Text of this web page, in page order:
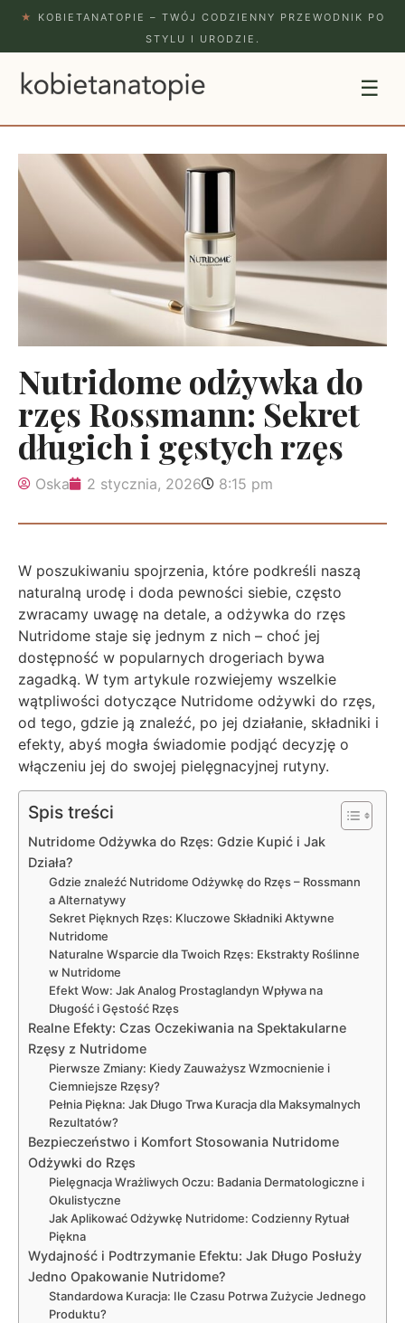
★
KOBIETANATOPIE – TWÓJ CODZIENNY PRZEWODNIK PO
STYLU I URODZIE.
☰
Nutridome odżywka do
rzęs Rossmann: Sekret
długich i gęstych rzęs
Oska 2 stycznia, 2026 8:15 pm
W poszukiwaniu spojrzenia, które podkreśli naszą
naturalną urodę i doda pewności siebie, często
zwracamy uwagę na detale, a odżywka do rzęs
Nutridome staje się jednym z nich – choć jej
dostępność w popularnych drogeriach bywa
zagadką. W tym artykule rozwiejemy wszelkie
wątpliwości dotyczące Nutridome odżywki do rzęs,
od tego, gdzie ją znaleźć, po jej działanie, składniki i
efekty, abyś mogła świadomie podjąć decyzję o
włączeniu jej do swojej pielęgnacyjnej rutyny.
Spis treści
Nutridome Odżywka do Rzęs: Gdzie Kupić i Jak
Działa?
Gdzie znaleźć Nutridome Odżywkę do Rzęs – Rossmann
a Alternatywy
Sekret Pięknych Rzęs: Kluczowe Składniki Aktywne
Nutridome
Naturalne Wsparcie dla Twoich Rzęs: Ekstrakty Roślinne
w Nutridome
Efekt Wow: Jak Analog Prostaglandyn Wpływa na
Długość i Gęstość Rzęs
Realne Efekty: Czas Oczekiwania na Spektakularne
Rzęsy z Nutridome
Pierwsze Zmiany: Kiedy Zauważysz Wzmocnienie i
Ciemniejsze Rzęsy?
Pełnia Piękna: Jak Długo Trwa Kuracja dla Maksymalnych
Rezultatów?
Bezpieczeństwo i Komfort Stosowania Nutridome
Odżywki do Rzęs
Pielęgnacja Wrażliwych Oczu: Badania Dermatologiczne i
Okulistyczne
Jak Aplikować Odżywkę Nutridome: Codzienny Rytuał
Piękna
Wydajność i Podtrzymanie Efektu: Jak Długo Posłuży
Jedno Opakowanie Nutridome?
Standardowa Kuracja: Ile Czasu Potrwa Zużycie Jednego
Produktu?